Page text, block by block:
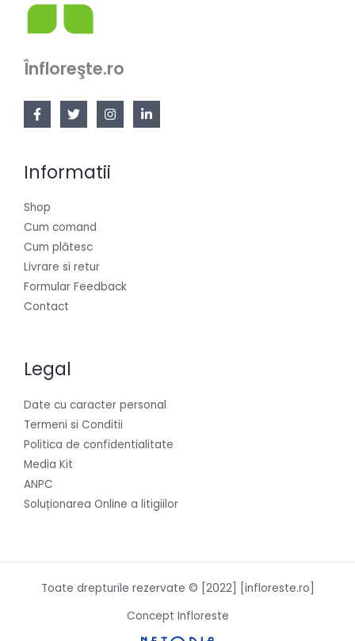
Înfloreşte.ro
Informatii
Shop
Cum comand
Cum plătesc
Livrare si retur
Formular Feedback
Contact
Legal
Date cu caracter personal
Termeni si Conditii
Politica de confidentialitate
Media Kit
ANPC
Soluționarea Online a litigiilor
Toate drepturile rezervate © [2022] [infloreste.ro]
Concept Infloreste